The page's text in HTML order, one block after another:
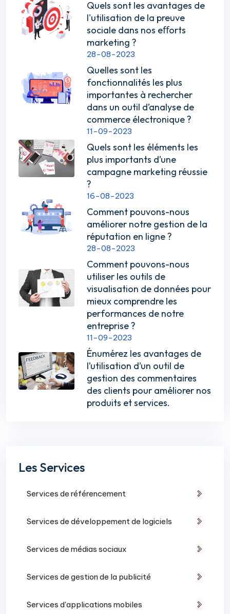
Quels sont les avantages de
l'utilisation de la preuve
sociale dans nos eﬀorts
marketing ?
28-08-2023
Quelles sont les
fonctionnalités les plus
importantes à rechercher
dans un outil d’analyse de
commerce électronique ?
11-09-2023
Quels sont les éléments les
plus importants d’une
campagne marketing réussie
?
16-08-2023
Comment pouvons-nous
améliorer notre gestion de la
réputation en ligne ?
28-08-2023
Comment pouvons-nous
utiliser les outils de
visualisation de données pour
mieux comprendre les
performances de notre
entreprise ?
11-09-2023
Énumérez les avantages de
l’utilisation d’un outil de
gestion des commentaires
des clients pour améliorer nos
produits et services.
Les Services
Services de référencement
Services de développement de logiciels
Services de médias sociaux
Services de gestion de la publicité
Services d'applications mobiles